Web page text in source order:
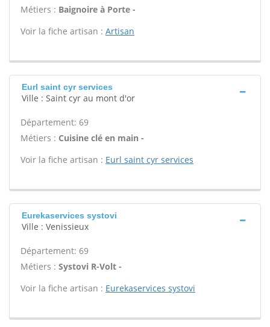
Métiers : Baignoire à Porte -
Voir la fiche artisan : Artisan
Eurl saint cyr services
Ville : Saint cyr au mont d'or
Département: 69
Métiers : Cuisine clé en main -
Voir la fiche artisan : Eurl saint cyr services
Eurekaservices systovi
Ville : Venissieux
Département: 69
Métiers : Systovi R-Volt -
Voir la fiche artisan : Eurekaservices systovi